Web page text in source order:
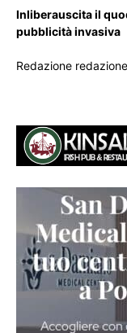
Inliberauscita il
pubblicità invasiva
Redazione